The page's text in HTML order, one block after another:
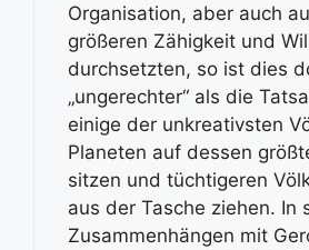
Organisation, aber auch
größeren Zähigkeit und
durchsetzten, so ist dies
„ungerechter“ als die
einige der unkreativsten
Planeten auf dessen
sitzen und tüchtigeren
aus der Tasche ziehen. In
Zusammenhängen mit